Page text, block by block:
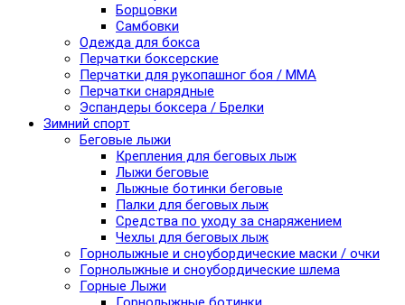
Борцовки
Самбовки
Одежда для бокса
Перчатки боксерские
Перчатки для рукопашног боя / ММА
Перчатки снарядные
Эспандеры боксера / Брелки
Зимний спорт
Беговые лыжи
Крепления для беговых лыж
Лыжи беговые
Лыжные ботинки беговые
Палки для беговых лыж
Средства по уходу за снаряжением
Чехлы для беговых лыж
Горнолыжные и сноубордические маски / очки
Горнолыжные и сноубордические шлема
Горные Лыжи